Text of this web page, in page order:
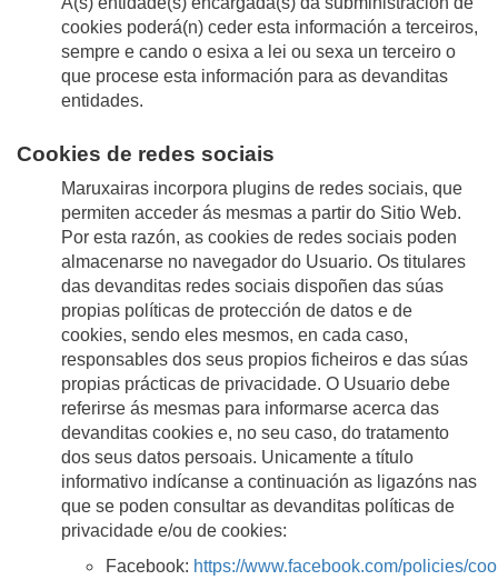
cookies poderá(n) ceder esta información a terceiros,
sempre e cando o esixa a lei ou sexa un terceiro o
que procese esta información para as devanditas
entidades.
Cookies de redes sociais
Maruxairas incorpora plugins de redes sociais, que
permiten acceder ás mesmas a partir do Sitio Web.
Por esta razón, as cookies de redes sociais poden
almacenarse no navegador do Usuario. Os titulares
das devanditas redes sociais dispoñen das súas
propias políticas de protección de datos e de
cookies, sendo eles mesmos, en cada caso,
responsables dos seus propios ficheiros e das súas
propias prácticas de privacidade. O Usuario debe
referirse ás mesmas para informarse acerca das
devanditas cookies e, no seu caso, do tratamento
dos seus datos persoais. Unicamente a título
informativo indícanse a continuación as ligazóns nas
que se poden consultar as devanditas políticas de
privacidade e/ou de cookies:
Facebook: https://www.facebook.com/policies/